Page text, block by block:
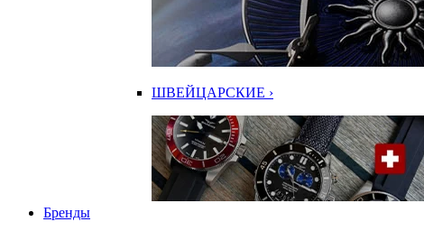
ШВЕЙЦАРСКИЕ ›
Бренды